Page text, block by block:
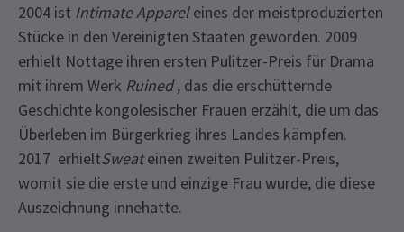
2004 ist Intimate Appareleines der meistproduzierten
Stücke in den Vereinigten Staaten geworden. 2009
erhielt Nottage ihren ersten Pulitzer-Preis für Drama
mit ihrem Werk Ruined, das die erschütternde
Geschichte kongolesischer Frauen erzählt, die um das
Überleben im Bürgerkrieg ihres Landes kämpfen.
2017 erhieltSweateinen zweiten Pulitzer-Preis,
womit sie die erste und einzige Frau wurde, die diese
Auszeichnung innehatte.